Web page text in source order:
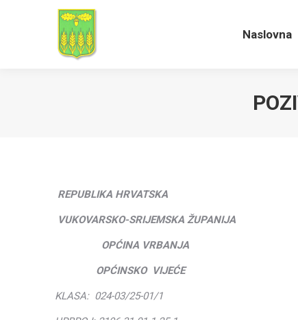
Naslovna
REPUBLIKA HRVATSKA
VUKOVARSKO-SRIJEMSKA ŽUPANIJA
OPĆINA VRBANJA
OPĆINSKO VIJEĆE
KLASA: 024-03/25-01/1
Naslovna